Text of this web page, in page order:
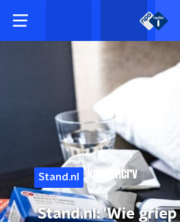
Stand.nl
Stand.nl: 'Wie